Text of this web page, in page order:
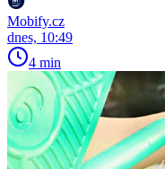
Mobify.cz
dnes, 10:49
4 min